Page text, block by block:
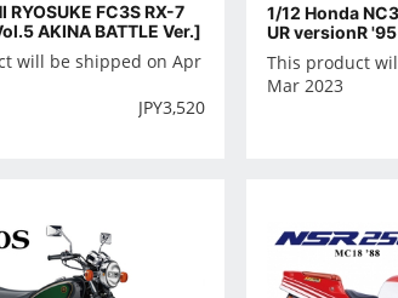
RYOSUKE FC3S RX-7
AKINA BATTLE Ver.]
will be shipped on Apr
JPY3,520
1/12 Honda
UR versionR '95
This product
Mar 2023